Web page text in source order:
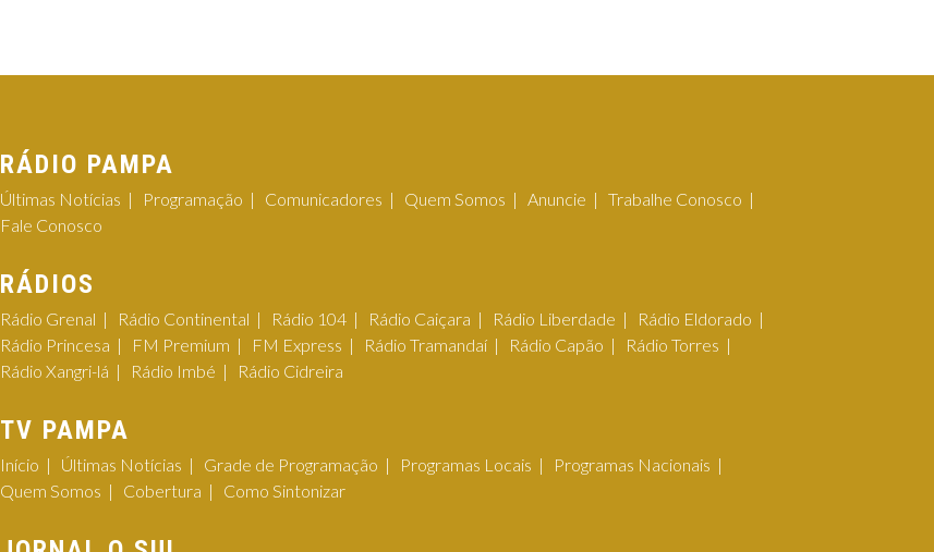
RÁDIO PAMPA
Últimas Notícias Programação Comunicadores Quem Somos Anuncie
Trabalhe Conosco
Fale Conosco
RÁDIOS
Rádio Grenal Rádio Continental Rádio 104 Rádio Caiçara Rádio Liberdade
Rádio Eldorado
Rádio Princesa
FM Premium FM Express Rádio Tramandaí Rádio Capão
Rádio Torres
Rádio Xangri-lá
Rádio Imbé Rádio Cidreira
TV PAMPA
Início Últimas Notícias Grade de Programação Programas Locais
Programas Nacionais
Quem Somos
Cobertura Como Sintonizar